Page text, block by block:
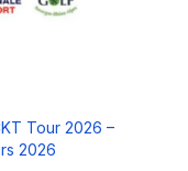
Tour 2026 –
2026